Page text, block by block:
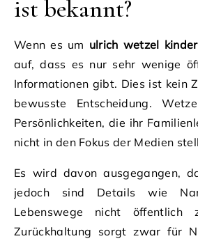
ist bekannt?
Wenn es um ulrich wetzel kinder
auf, dass es nur sehr wenige
Informationen gibt. Dies ist kein
bewusste Entscheidung.
Persönlichkeiten, die ihr
nicht in den Fokus der Medien
Es wird davon ausgegangen,
jedoch sind Details wie
Lebenswege nicht öffentlich
Zurückhaltung sorgt zwar für